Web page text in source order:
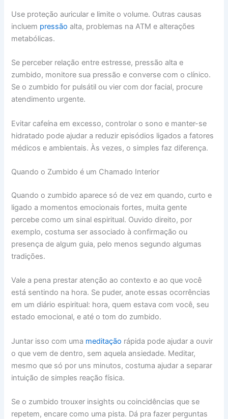
Use proteção auricular e limite o volume. Outras causas
incluem pressãoalta, problemas na ATM e alterações
metabólicas.
Se perceber relação entre estresse, pressão alta e
zumbido, monitore sua pressão e converse com o clínico.
Se o zumbido for pulsátil ou vier com dor facial, procure
atendimento urgente.
Evitar cafeína em excesso, controlar o sono e manter-se
hidratado pode ajudar a reduzir episódios ligados a fatores
médicos e ambientais. Às vezes, o simples faz diferença.
Quando o Zumbido é um Chamado Interior
Quando o zumbido aparece só de vez em quando, curto e
ligado a momentos emocionais fortes, muita gente
percebe como um sinal espiritual. Ouvido direito, por
exemplo, costuma ser associado à confirmação ou
presença de algum guia, pelo menos segundo algumas
tradições.
Vale a pena prestar atenção ao contexto e ao que você
está sentindo na hora. Se puder, anote essas ocorrências
em um diário espiritual: hora, quem estava com você, seu
estado emocional, e até o tom do zumbido.
Juntar isso com uma meditação rápida pode ajudar a ouvir
o que vem de dentro, sem aquela ansiedade. Meditar,
mesmo que só por uns minutos, costuma ajudar a separar
intuição de simples reação física.
Se o zumbido trouxer insights ou coincidências que se
repetem, encare como uma pista. Dá pra fazer perguntas